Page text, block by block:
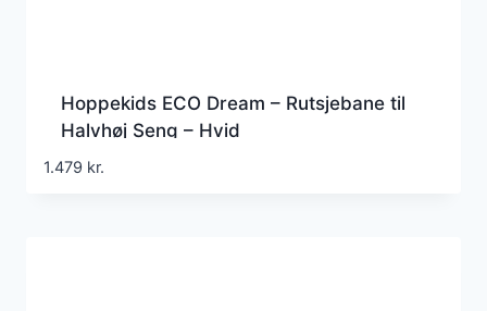
Hoppekids ECO Dream – Rutsjebane til
Halvhøj Seng – Hvid
1.479 kr.